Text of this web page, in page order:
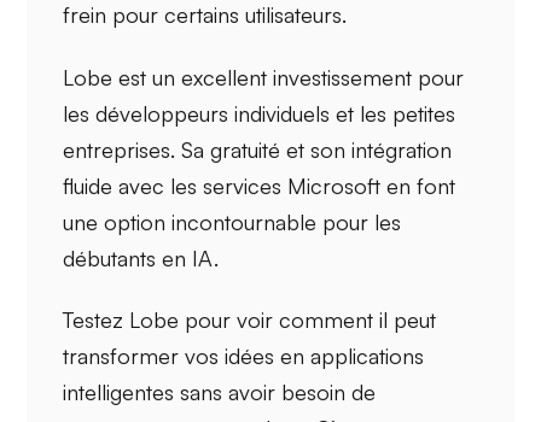
frein pour certains utilisateurs.
Lobe est un excellentinvestissement pour
les développeurs individuels et les petites
entreprises. Sa gratuité et son intégration
fluide avec les services Microsoft en font
une option incontournable pour les
débutants en IA.
Testez Lobe pour voir comment il peut
transformer vos idées en applications
intelligentes sans avoir besoin de